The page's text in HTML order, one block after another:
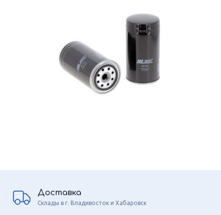
Доставка
Склады в г. Владивосток и Хабаровск